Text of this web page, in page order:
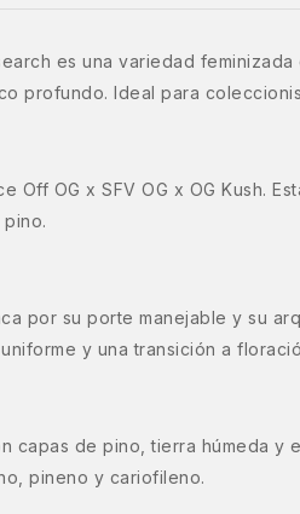
es una variedad
profundo. Ideal para
Off OG x SFV OG x OG Kush.
por su porte manejable y su
y una transición a
capas de pino, tierra húmeda
pineno y cariofileno.